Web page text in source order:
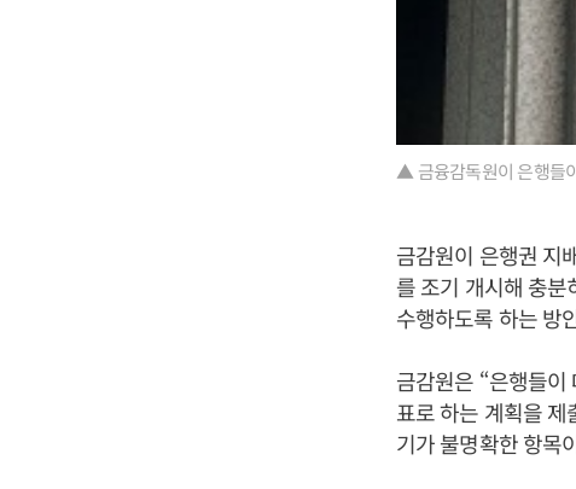
▲ 금융감독원이 은행들
금감원이 은행권 지
를 조기 개시해 충
수행하도록 하는 방
금감원은 “은행들
표로 하는 계획을
기가 불명확한 항목